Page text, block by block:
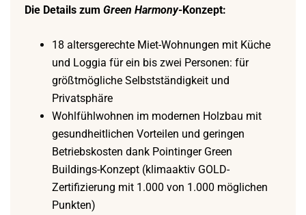
Die Details zum Green Harmony-Konzept:
18 altersgerechte Miet-Wohnungen mit Küche
und Loggia für ein bis zwei Personen: für
größtmögliche Selbstständigkeit und
Privatsphäre
Wohlfühlwohnen im modernen Holzbau mit
gesundheitlichen Vorteilen und geringen
Betriebskosten dank Pointinger Green
Buildings-Konzept (klimaaktiv GOLD-
Zertifizierung mit 1.000 von 1.000 möglichen
Punkten)